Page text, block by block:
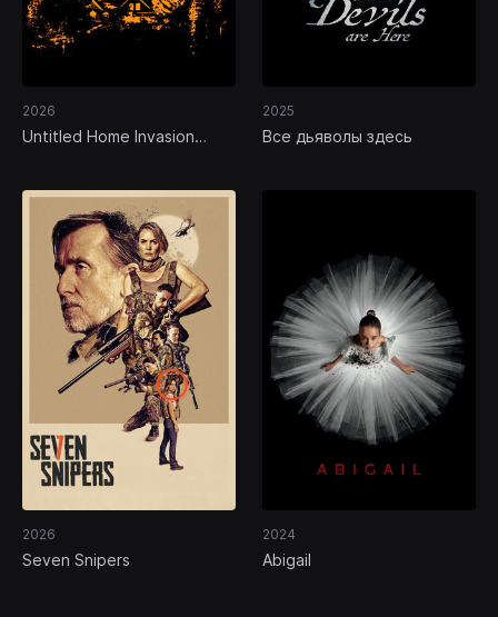
2026
Untitled Home Invasion
2025
Все дьяволы здесь
2026
Seven Snipers
2024
Abigail